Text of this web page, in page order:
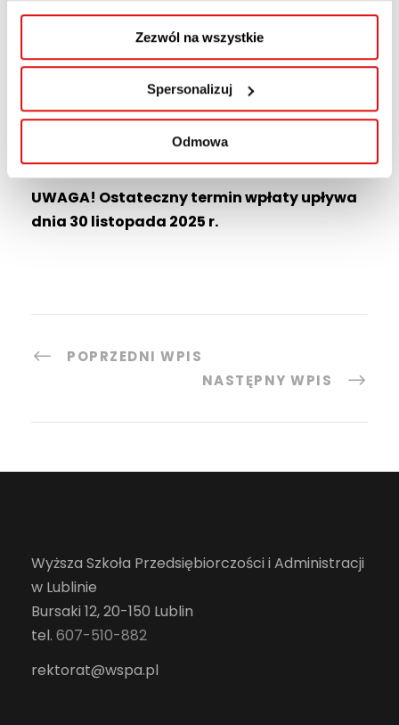
Zezwól na wszystkie
Spersonalizuj
Odmowa
link do płatności:
Przejdź do strony z warunkami i
płatnością
Więcej informacji i kontakt:
UWAGA! Ostateczny termin wpłaty upływa
dnia 30 listopada 2025 r.
POPRZEDNI WPIS
NASTĘPNY WPIS
Wyższa Szkoła Przedsiębiorczości i Administracji
w Lublinie
Bursaki 12, 20-150 Lublin
tel. 607-510-882
rektorat@wspa.pl